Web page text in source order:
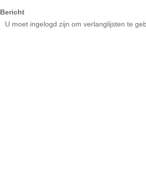
Bericht
U moet ingelogd zijn om verlanglijsten te